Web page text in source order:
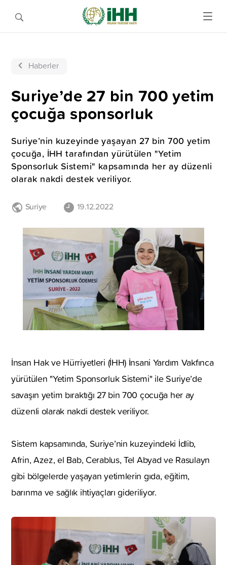
Haberler
Suriye’de 27 bin 700 yetim
çocuğa sponsorluk
Suriye’nin kuzeyinde yaşayan 27 bin 700 yetim
çocuğa, İHH tarafından yürütülen "Yetim
Sponsorluk Sistemi" kapsamında her ay düzenli
olarak nakdi destek veriliyor.
Suriye 19.12.2022
İnsan Hak ve Hürriyetleri (İHH) İnsani Yardım Vakfınca
yürütülen "Yetim Sponsorluk Sistemi" ile Suriye’de
savaşın yetim bıraktığı 27 bin 700 çocuğa her ay
düzenli olarak nakdi destek veriliyor.
Sistem kapsamında, Suriye’nin kuzeyindeki İdlib,
Afrin, Azez, el Bab, Cerablus, Tel Abyad ve Rasulayn
gibi bölgelerde yaşayan yetimlerin gıda, eğitim,
barınma ve sağlık ihtiyaçları gideriliyor.